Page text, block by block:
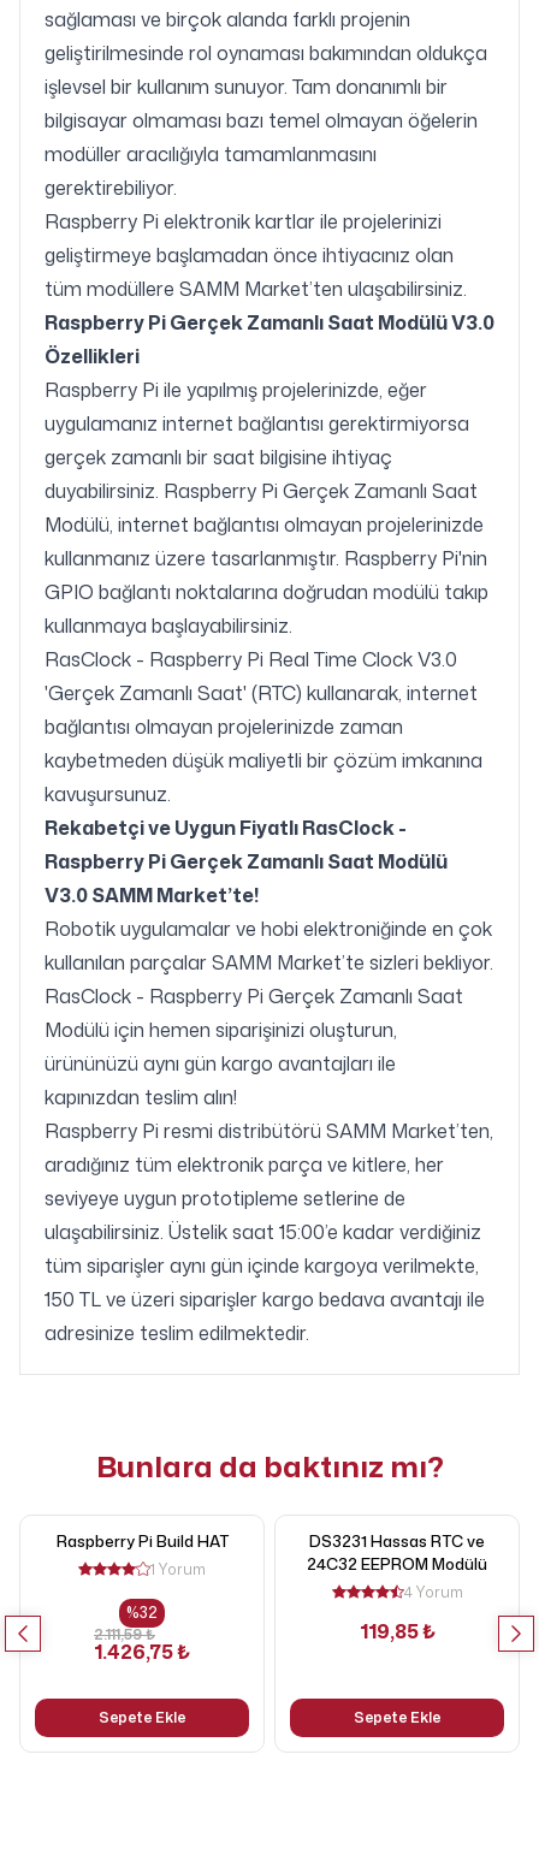
sağlaması ve birçok alanda farklı projenin
geliştirilmesinde rol oynaması bakımından oldukça
işlevsel bir kullanım sunuyor. Tam donanımlı bir
bilgisayar olmaması bazı temel olmayan öğelerin
modüller aracılığıyla tamamlanmasını
gerektirebiliyor.
Raspberry Pi elektronik kartlar ile projelerinizi
geliştirmeye başlamadan önce ihtiyacınız olan
tüm modüllere SAMM Market’ten ulaşabilirsiniz.
Raspberry Pi Gerçek Zamanlı Saat Modülü V3.0
Özellikleri
Raspberry Pi ile yapılmış projelerinizde, eğer
uygulamanız internet bağlantısı gerektirmiyorsa
gerçek zamanlı bir saat bilgisine ihtiyaç
duyabilirsiniz. Raspberry Pi Gerçek Zamanlı Saat
Modülü, internet bağlantısı olmayan projelerinizde
kullanmanız üzere tasarlanmıştır. Raspberry Pi'nin
GPIO bağlantı noktalarına doğrudan modülü takıp
kullanmaya başlayabilirsiniz.
RasClock - Raspberry Pi Real Time Clock V3.0
'Gerçek Zamanlı Saat' (RTC) kullanarak, internet
bağlantısı olmayan projelerinizde zaman
kaybetmeden düşük maliyetli bir çözüm imkanına
kavuşursunuz.
Rekabetçi ve Uygun FiyatlıRasClock -
Raspberry Pi Gerçek Zamanlı Saat Modülü
V3.0SAMM Market’te!
Robotik uygulamalar ve hobi elektroniğinde en çok
kullanılan parçalar SAMM Market’te sizleri bekliyor.
RasClock - Raspberry Pi Gerçek Zamanlı Saat
Modülü için hemen siparişinizi oluşturun,
ürününüzü aynı gün kargo avantajları ile
kapınızdan teslim alın!
Raspberry Pi resmi distribütörü SAMM Market’ten,
aradığınız tüm elektronik parça ve kitlere, her
seviyeye uygun prototipleme setlerine de
ulaşabilirsiniz. Üstelik saat 15:00’e kadar verdiğiniz
tüm siparişler aynı gün içinde kargoya verilmekte,
150 TL ve üzeri siparişler kargo bedava avantajı ile
adresinize teslim edilmektedir.
Bunlara da baktınız mı?
Raspberry Pi Build HAT
1 Yorum
%32
2.111,59 ₺
1.426,75 ₺
Sepete Ekle
DS3231 Hassas RTC ve
24C32 EEPROM Modülü
4 Yorum
119,85 ₺
Sepete Ekle